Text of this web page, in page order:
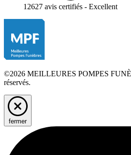
12627 avis certifiés - Excellent
©2026 MEILLEURES POMPES
réservés.
fermer